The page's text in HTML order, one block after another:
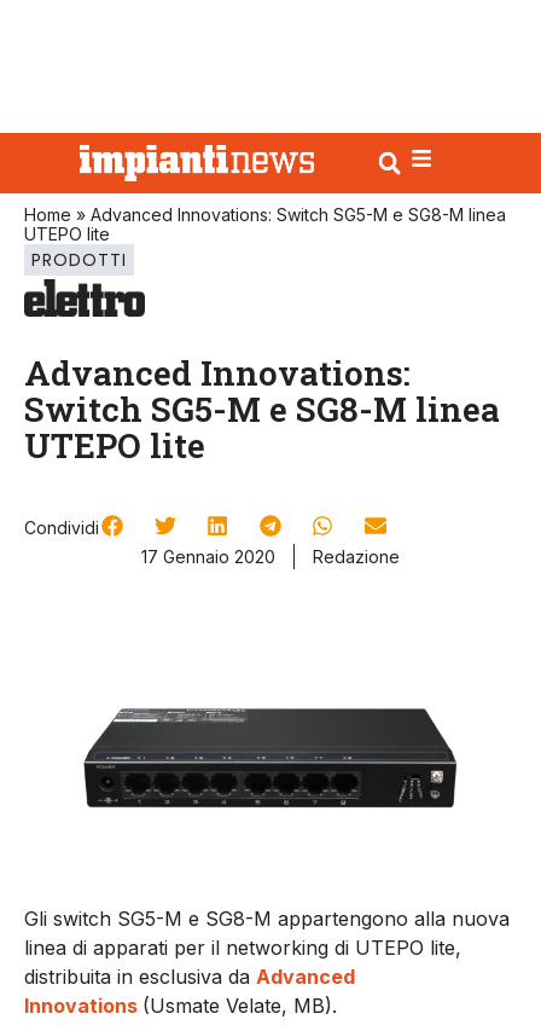
Home » Advanced Innovations: Switch SG5-M e SG8-M linea
UTEPO lite
PRODOTTI
Advanced Innovations:
Switch SG5-M e SG8-M linea
UTEPO lite
Condividi
17 Gennaio 2020
Redazione
Gli switch SG5-M e SG8-M appartengono alla nuova
linea di apparati per il networking di UTEPO lite,
distribuita in esclusiva da Advanced
Innovations (Usmate Velate, MB).